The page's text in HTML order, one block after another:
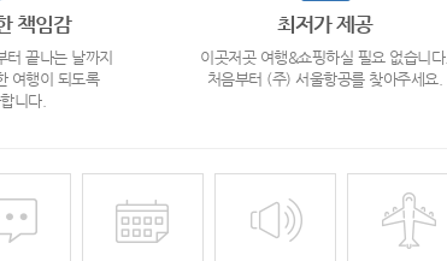
책임감
터 끝나는 날까지
여행이 되도록
니다.
최저가 제공
이곳저곳 여행&쇼핑하실 필요 없습니다.
처음부터 (주) 서울항공를 찾아주세요.